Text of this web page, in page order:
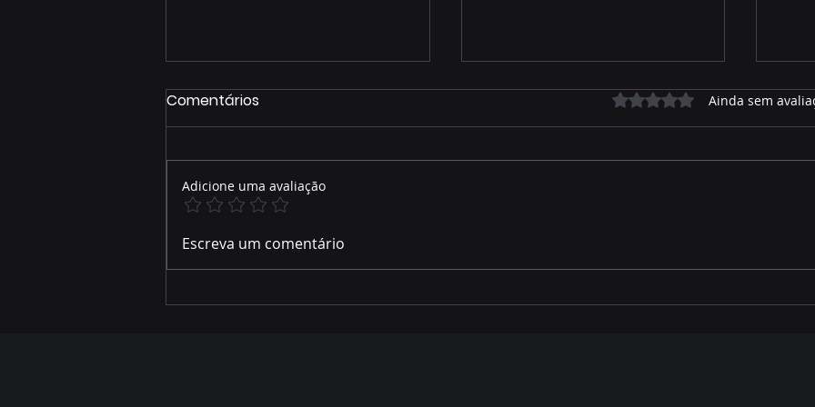
Novilhas Angus superam
23 arrobas em Maracaju
produtividade, mas geada
Comentários Avaliado com 0 de 5 estrelas.
Ainda sem
Adicione uma avaliação
Escreva um comentário